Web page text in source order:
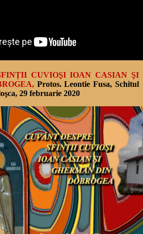
CUVIOŞI IOAN CASIAN ŞI
Protos. Leontie Fusa, Schitul
29 februarie 2020